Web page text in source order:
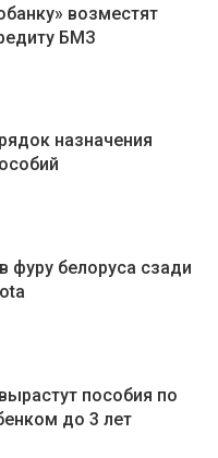
возместят
БМЗ
назначения
фуру белоруса сзади
пособия по
до 3 лет